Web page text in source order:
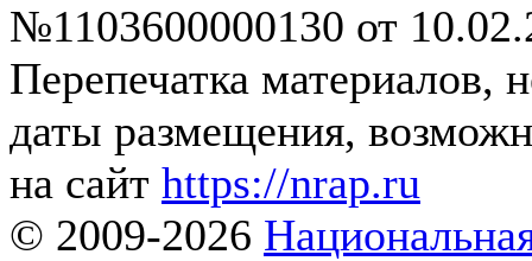
№1103600000130 от
Перепечатка материалов,
даты размещения,
на сайт https://nrap.ru
© 2009-2026